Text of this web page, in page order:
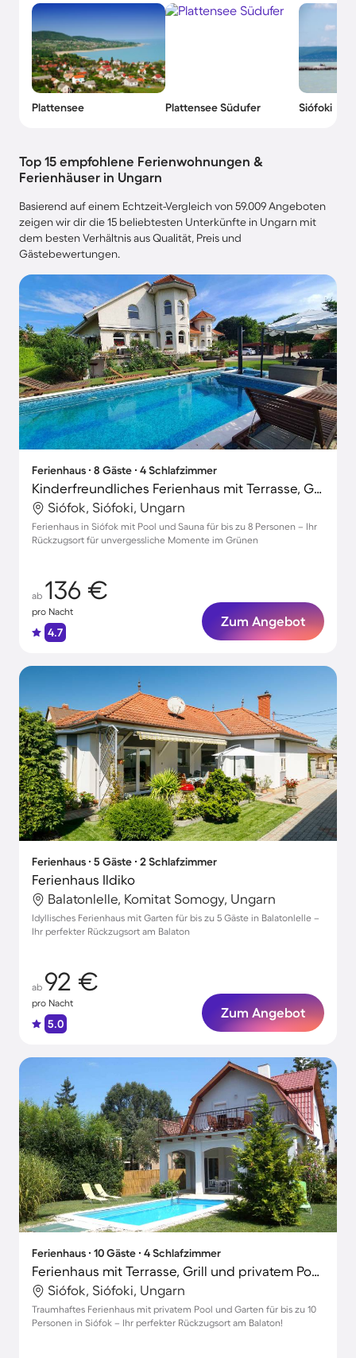
Plattensee Plattensee Südufer Siófoki
Top 15 empfohlene Ferienwohnungen &
Ferienhäuser in Ungarn
Basierend auf einem Echtzeit-Vergleich von 59.009 Angeboten
zeigen wir dir die 15 beliebtesten Unterkünfte in Ungarn mit
dem besten Verhältnis aus Qualität, Preis und
Gästebewertungen.
Ferienhaus ∙ 8 Gäste ∙ 4 Schlafzimmer
Kinderfreundliches Ferienhaus mit Terrasse, Grill und Sauna
Siófok, Siófoki, Ungarn
Ferienhaus in Siófok mit Pool und Sauna für bis zu 8 Personen – Ihr
Rückzugsort für unvergessliche Momente im Grünen
ab 136 €
pro Nacht
4.7
Zum Angebot
Ferienhaus ∙ 5 Gäste ∙ 2 Schlafzimmer
Ferienhaus Ildiko
Balatonlelle, Komitat Somogy, Ungarn
Idyllisches Ferienhaus mit Garten für bis zu 5 Gäste in Balatonlelle –
Ihr perfekter Rückzugsort am Balaton
ab 92 €
pro Nacht
5.0
Zum Angebot
Ferienhaus ∙ 10 Gäste ∙ 4 Schlafzimmer
Ferienhaus mit Terrasse, Grill und privatem Pool | Neben dem Strand
Siófok, Siófoki, Ungarn
Traumhaftes Ferienhaus mit privatem Pool und Garten für bis zu 10
Personen in Siófok – Ihr perfekter Rückzugsort am Balaton!